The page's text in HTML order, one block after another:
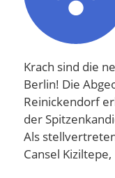
Krach sind die
Berlin! Die
Reinickendorf
der
Als
Cansel Kiziltepe,